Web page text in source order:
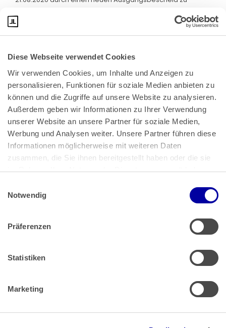
Diese Webseite verwendet Cookies
Wir verwenden Cookies, um Inhalte und Anzeigen zu
personalisieren, Funktionen für soziale Medien anbieten zu
können und die Zugriffe auf unsere Website zu analysieren.
Außerdem geben wir Informationen zu Ihrer Verwendung
unserer Website an unsere Partner für soziale Medien,
Werbung und Analysen weiter. Unsere Partner führen diese
Informationen möglicherweise mit weiteren Daten
zusammen, die Sie ihnen bereitgestellt haben oder die sie
im Rahmen Ihrer Nutzung der Dienste gesammelt haben.
Impressum
Notwendig
Präferenzen
Statistiken
Marketing
Bundeskanzlerplatz 2
53113 Bonn
Pressemitteilungen|AGB
Impressum|Datenschutz
Muster Widerrufsformular (PDF)
Barrierefreiheit